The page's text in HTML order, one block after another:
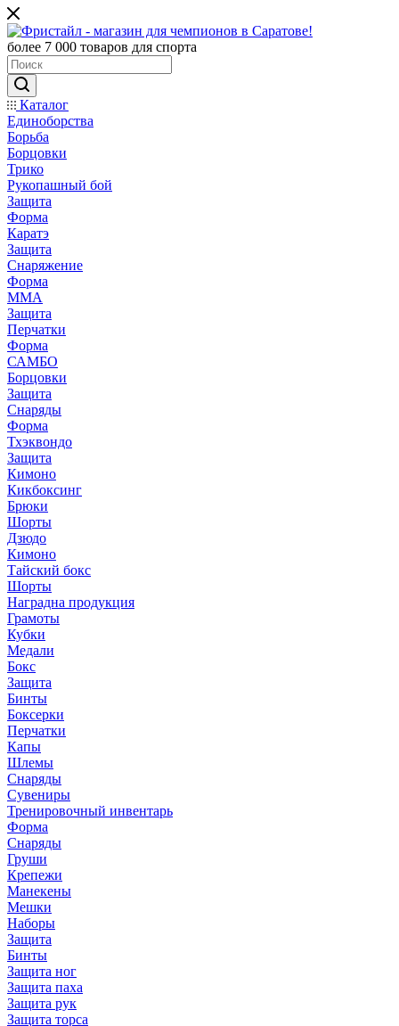
более 7 000 товаров для спорта
Каталог
Единоборства
Борьба
Борцовки
Трико
Рукопашный бой
Защита
Форма
Каратэ
Защита
Снаряжение
Форма
ММА
Защита
Перчатки
Форма
САМБО
Борцовки
Защита
Снаряды
Форма
Тхэквондо
Защита
Кимоно
Кикбоксинг
Брюки
Шорты
Дзюдо
Кимоно
Тайский бокс
Шорты
Наградна продукция
Грамоты
Кубки
Медали
Бокс
Защита
Бинты
Боксерки
Перчатки
Капы
Шлемы
Снаряды
Сувениры
Тренировочный инвентарь
Форма
Снаряды
Груши
Крепежи
Манекены
Мешки
Наборы
Защита
Бинты
Защита ног
Защита паха
Защита рук
Защита торса